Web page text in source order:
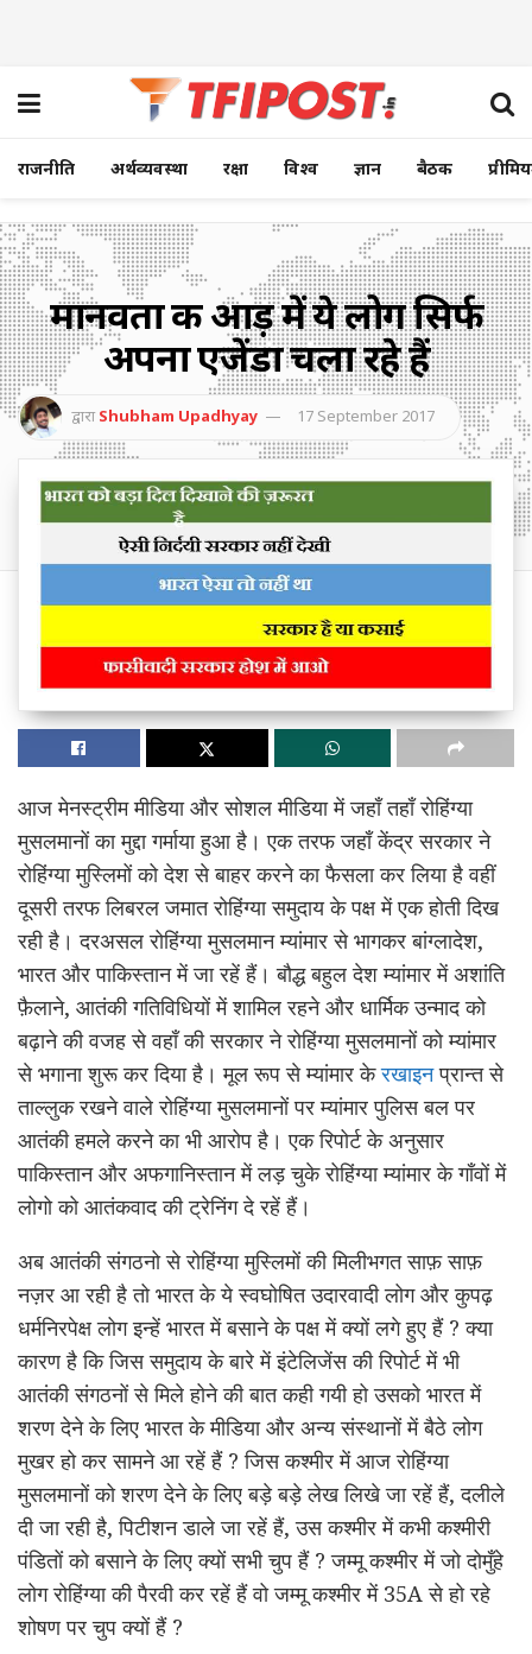
राजनीति अर्थव्यवस्था रक्षा विश्व ज्ञान बैठक
मानवता की आड़ में ये लोग सिर्फ
अपना एजेंडा चला रहे हैं
द्वारा Shubham Upadhyay 17 September 2017
आज मेनस्ट्रीम मीडिया और सोशल मीडिया में जहाँ तहाँ रोहिंग्या
मुसलमानों का मुद्दा गर्माया हुआ है। एक तरफ जहाँ केंद्र सरकार ने
रोहिंग्या मुस्लिमों को देश से बाहर करने का फैसला कर लिया है वहीं
दूसरी तरफ लिबरल जमात रोहिंग्या समुदाय के पक्ष में एक होती दिख
रही है। दरअसल रोहिंग्या मुसलमान म्यांमार से भागकर बांग्लादेश,
भारत और पाकिस्तान में जा रहें हैं। बौद्ध बहुल देश म्यांमार में अशांति
फ़ैलाने, आतंकी गतिविधियों में शामिल रहने और धार्मिक उन्माद को
बढ़ाने की वजह से वहाँ की सरकार ने रोहिंग्या मुसलमानों को म्यांमार
से भगाना शुरू कर दिया है। मूल रूप से म्यांमार केरखाइनप्रान्त से
ताल्लुक रखने वाले रोहिंग्या मुसलमानों पर म्यांमार पुलिस बल पर
आतंकी हमले करने का भी आरोप है। एक रिपोर्ट के अनुसार
पाकिस्तान और अफगानिस्तान में लड़ चुके रोहिंग्या म्यांमार के गाँवों में
लोगो को आतंकवाद की ट्रेनिंग दे रहें हैं।
अब आतंकी संगठनो से रोहिंग्या मुस्लिमों की मिलीभगत साफ़ साफ़
नज़र आ रही है तो भारत के ये स्वघोषित उदारवादी लोग और कुपढ़
धर्मनिरपेक्ष लोग इन्हें भारत में बसाने के पक्ष में क्यों लगे हुए हैं ? क्या
कारण है कि जिस समुदाय के बारे में इंटेलिजेंस की रिपोर्ट में भी
आतंकी संगठनों से मिले होने की बात कही गयी हो उसको भारत में
शरण देने के लिए भारत के मीडिया और अन्य संस्थानों में बैठे लोग
मुखर हो कर सामने आ रहें हैं ? जिस कश्मीर में आज रोहिंग्या
मुसलमानों को शरण देने के लिए बड़े बड़े लेख लिखे जा रहें हैं, दलीले
दी जा रही है, पिटीशन डाले जा रहें हैं, उस कश्मीर में कभी कश्मीरी
पंडितों को बसाने के लिए क्यों सभी चुप हैं ? जम्मू कश्मीर में जो दोमुँहे
लोग रोहिंग्या की पैरवी कर रहें हैं वो जम्मू कश्मीर में 35A से हो रहे
शोषण पर चुप क्यों हैं ?